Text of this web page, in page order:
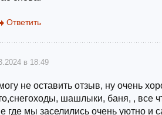
Ответить
в 18:49
не оставить отзыв, ну очень
шашлыки, баня, , все
где мы заселились очень уютно и